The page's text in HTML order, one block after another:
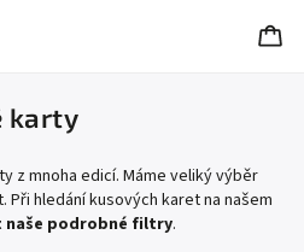
karty
z mnoha edicí. Máme veliký výběr
hledání kusových karet na našem
naše podrobné filtry.